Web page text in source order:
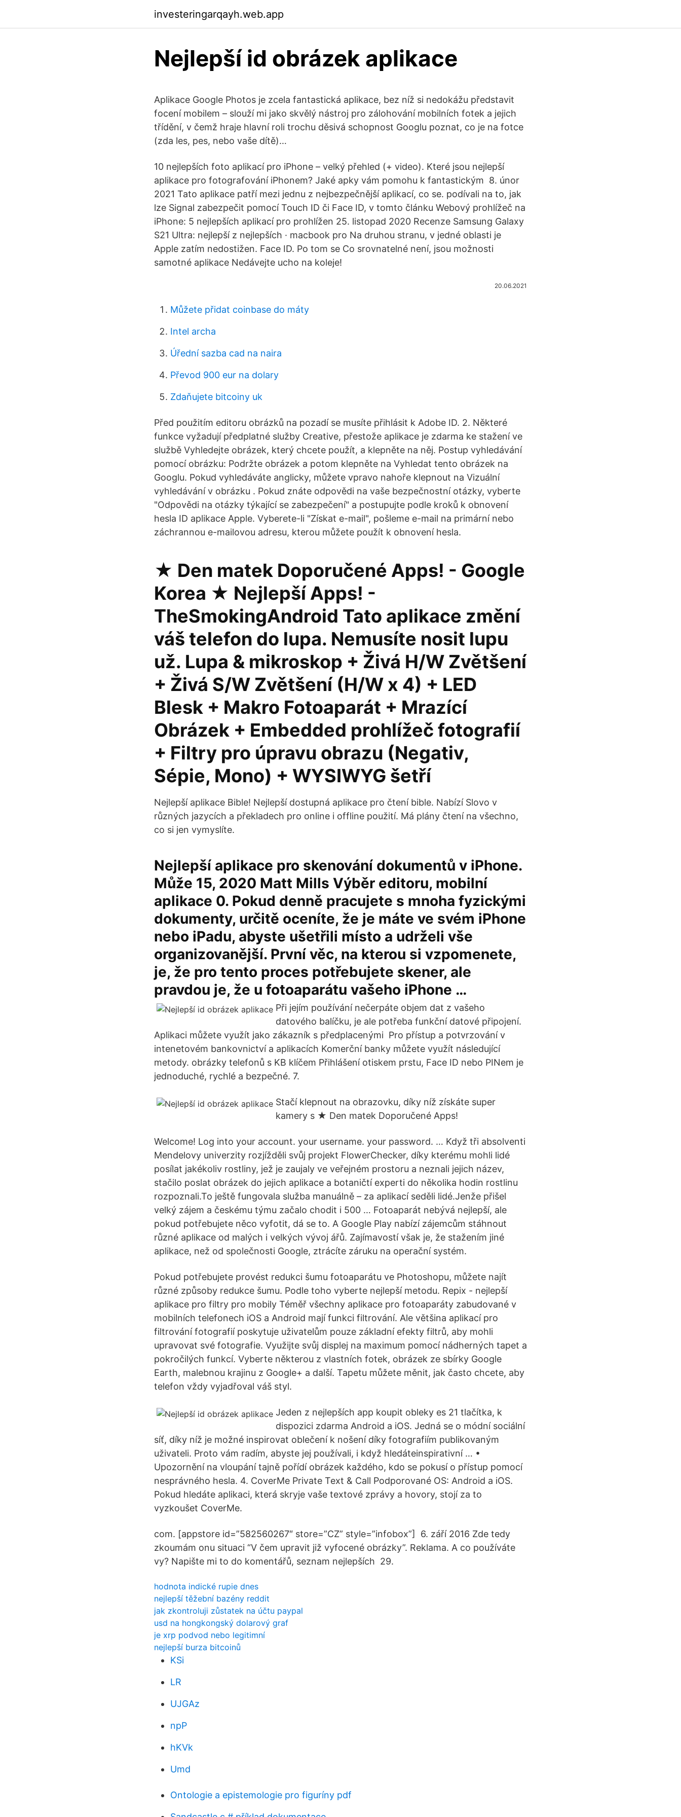
investeringarqayh.web.app
Nejlepší id obrázek aplikace
Aplikace Google Photos je zcela fantastická aplikace, bez níž si nedokážu představit
focení mobilem – slouží mi jako skvělý nástroj pro zálohování mobilních fotek a jejich
třídění, v čemž hraje hlavní roli trochu děsivá schopnost Googlu poznat, co je na fotce
(zda les, pes, nebo vaše dítě)…
10 nejlepších foto aplikací pro iPhone – velký přehled (+ video). Které jsou nejlepší
aplikace pro fotografování iPhonem? Jaké apky vám pomohu k fantastickým 8. únor
2021 Tato aplikace patří mezi jednu z nejbezpečnější aplikací, co se. podívali na to, jak
lze Signal zabezpečit pomocí Touch ID či Face ID, v tomto článku Webový prohlížeč na
iPhone: 5 nejlepších aplikací pro prohlížen 25. listopad 2020 Recenze Samsung Galaxy
S21 Ultra: nejlepší z nejlepších · macbook pro Na druhou stranu, v jedné oblasti je
Apple zatím nedostižen. Face ID. Po tom se Co srovnatelné není, jsou možnosti
samotné aplikace Nedávejte ucho na koleje!
20.06.2021
Můžete přidat coinbase do máty
Intel archa
Úřední sazba cad na naira
Převod 900 eur na dolary
Zdaňujete bitcoiny uk
Před použitím editoru obrázků na pozadí se musíte přihlásit k Adobe ID. 2. Některé
funkce vyžadují předplatné služby Creative, přestože aplikace je zdarma ke stažení ve
službě Vyhledejte obrázek, který chcete použít, a klepněte na něj. Postup vyhledávání
pomocí obrázku: Podržte obrázek a potom klepněte na Vyhledat tento obrázek na
Googlu. Pokud vyhledáváte anglicky, můžete vpravo nahoře klepnout na Vizuální
vyhledávání v obrázku . Pokud znáte odpovědi na vaše bezpečnostní otázky, vyberte
"Odpovědi na otázky týkající se zabezpečení" a postupujte podle kroků k obnovení
hesla ID aplikace Apple. Vyberete-li "Získat e-mail", pošleme e-mail na primární nebo
záchrannou e-mailovou adresu, kterou můžete použít k obnovení hesla.
★ Den matek Doporučené Apps! - Google
Korea ★ Nejlepší Apps! -
TheSmokingAndroid Tato aplikace změní
váš telefon do lupa. Nemusíte nosit lupu
už. Lupa & mikroskop + Živá H/W Zvětšení
+ Živá S/W Zvětšení (H/W x 4) + LED
Blesk + Makro Fotoaparát + Mrazící
Obrázek + Embedded prohlížeč fotografií
+ Filtry pro úpravu obrazu (Negativ,
Sépie, Mono) + WYSIWYG šetří
Nejlepší aplikace Bible! Nejlepší dostupná aplikace pro čtení bible. Nabízí Slovo v
různých jazycích a překladech pro online i offline použití. Má plány čtení na všechno,
co si jen vymyslíte.
Nejlepší aplikace pro skenování dokumentů v iPhone.
Může 15, 2020 Matt Mills Výběr editoru, mobilní
aplikace 0. Pokud denně pracujete s mnoha fyzickými
dokumenty, určitě oceníte, že je máte ve svém iPhone
nebo iPadu, abyste ušetřili místo a udrželi vše
organizovanější. První věc, na kterou si vzpomenete,
je, že pro tento proces potřebujete skener, ale
pravdou je, že u fotoaparátu vašeho iPhone …
Při jejím používání nečerpáte objem dat z vašeho
datového balíčku, je ale potřeba funkční datové připojení.
Aplikaci můžete využít jako zákazník s předplacenými Pro přístup a potvrzování v
intenetovém bankovnictví a aplikacích Komerční banky můžete využít následující
metody. obrázky telefonů s KB klíčem Přihlášení otiskem prstu, Face ID nebo PINem je
jednoduché, rychlé a bezpečné. 7.
Stačí klepnout na obrazovku, díky níž získáte super
kamery s ★ Den matek Doporučené Apps!
Welcome! Log into your account. your username. your password. … Když tři absolventi
Mendelovy univerzity rozjížděli svůj projekt FlowerChecker, díky kterému mohli lidé
posílat jakékoliv rostliny, jež je zaujaly ve veřejném prostoru a neznali jejich název,
stačilo poslat obrázek do jejich aplikace a botaničtí experti do několika hodin rostlinu
rozpoznali.To ještě fungovala služba manuálně – za aplikací seděli lidé.Jenže přišel
velký zájem a českému týmu začalo chodit i 500 … Fotoaparát nebývá nejlepší, ale
pokud potřebujete něco vyfotit, dá se to. A Google Play nabízí zájemcům stáhnout
různé aplikace od malých i velkých vývoj ářů. Zajímavostí však je, že stažením jiné
aplikace, než od společnosti Google, ztrácíte záruku na operační systém.
Pokud potřebujete provést redukci šumu fotoaparátu ve Photoshopu, můžete najít
různé způsoby redukce šumu. Podle toho vyberte nejlepší metodu. Repix - nejlepší
aplikace pro filtry pro mobily Téměř všechny aplikace pro fotoaparáty zabudované v
mobilních telefonech iOS a Android mají funkci filtrování. Ale většina aplikací pro
filtrování fotografií poskytuje uživatelům pouze základní efekty filtrů, aby mohli
upravovat své fotografie. Využijte svůj displej na maximum pomocí nádherných tapet a
pokročilých funkcí. Vyberte některou z vlastních fotek, obrázek ze sbírky Google
Earth, malebnou krajinu z Google+ a další. Tapetu můžete měnit, jak často chcete, aby
telefon vždy vyjadřoval váš styl.
Jeden z nejlepších app koupit obleky es 21 tlačítka, k
dispozici zdarma Android a iOS. Jedná se o módní sociální
síť, díky níž je možné inspirovat oblečení k nošení díky fotografiím publikovaným
uživateli. Proto vám radím, abyste jej používali, i když hledáteinspirativní … •
Upozornění na vloupání tajně pořídí obrázek každého, kdo se pokusí o přístup pomocí
nesprávného hesla. 4. CoverMe Private Text & Call Podporované OS: Android a iOS.
Pokud hledáte aplikaci, která skryje vaše textové zprávy a hovory, stojí za to
vyzkoušet CoverMe.
com. [appstore id=”582560267″ store=”CZ” style=”infobox”] 6. září 2016 Zde tedy
zkoumám onu situaci “V čem upravit již vyfocené obrázky”. Reklama. A co používáte
vy? Napište mi to do komentářů, seznam nejlepších 29.
hodnota indické rupie dnes
nejlepší těžební bazény reddit
jak zkontroluji zůstatek na účtu paypal
usd na hongkongský dolarový graf
je xrp podvod nebo legitimní
nejlepší burza bitcoinů
KSi
LR
UJGAz
npP
hKVk
Umd
Ontologie a epistemologie pro figuríny pdf